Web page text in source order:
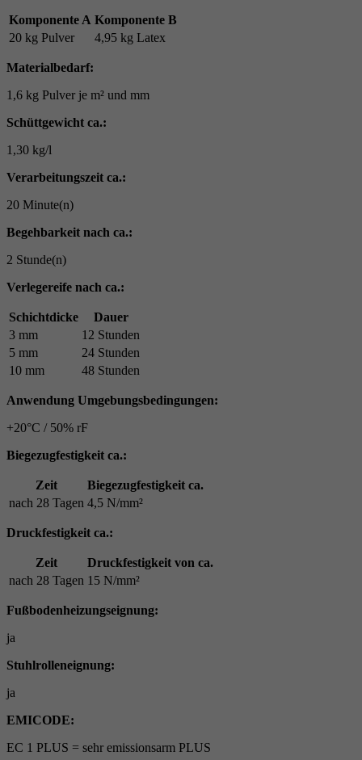
Komponente A Komponente B
20 kg Pulver
4,95 kg Latex
Materialbedarf:
1,6 kg Pulver je m² und mm
Schüttgewicht ca.:
1,30 kg/l
Verarbeitungszeit ca.:
20 Minute(n)
Begehbarkeit nach ca.:
2 Stunde(n)
Verlegereife nach ca.:
Schichtdicke
Dauer
3 mm
12 Stunden
5 mm
24 Stunden
10 mm
48 Stunden
Anwendung Umgebungsbedingungen:
+20°C / 50% rF
Biegezugfestigkeit ca.:
Zeit
Biegezugfestigkeit ca.
nach 28 Tagen 4,5 N/mm²
Druckfestigkeit ca.:
Zeit
Druckfestigkeit von ca.
nach 28 Tagen 15 N/mm²
Fußbodenheizungseignung:
ja
Stuhlrolleneignung:
ja
EMICODE:
EC 1 PLUS = sehr emissionsarm PLUS